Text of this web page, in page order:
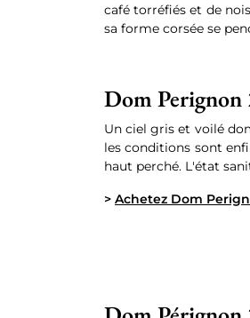
café torréfiés et de
sa forme corsée se
Dom
Un ciel gris et voilé
les conditions sont
haut perché. L'état
> Achetez Dom